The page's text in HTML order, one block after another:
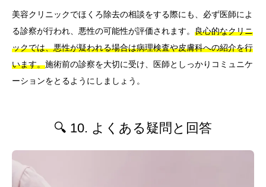
美容クリニックでほくろ除去の相談をする際にも、必ず医師によ
る診察が行われ、悪性の可能性が評価されます。 良心的なクリニ
ックでは、悪性が疑われる場合は病理検査や皮膚科への紹介を行
います。施術前の診察を大切に受け、医師としっかりコミュニケ
ーションをとるようにしましょう。
🔍 10. よくある疑問と回答